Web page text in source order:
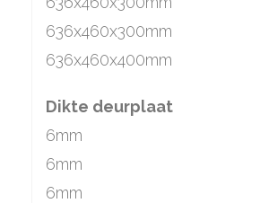
636x460x300mm
636x460x400mm
Dikte deurplaat
6mm
6mm
6mm